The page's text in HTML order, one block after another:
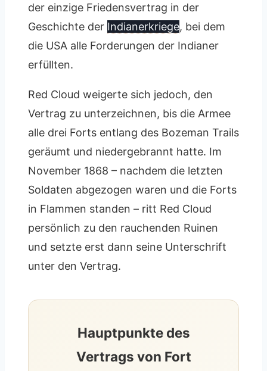
der einzige Friedensvertrag in der
Geschichte der Indianerkriege, bei dem
die USA alle Forderungen der Indianer
erfüllten.
Red Cloud weigerte sich jedoch, den
Vertrag zu unterzeichnen, bis die Armee
alle drei Forts entlang des Bozeman Trails
geräumt und niedergebrannt hatte. Im
November 1868 – nachdem die letzten
Soldaten abgezogen waren und die Forts
in Flammen standen – ritt Red Cloud
persönlich zu den rauchenden Ruinen
und setzte erst dann seine Unterschrift
unter den Vertrag.
Hauptpunkte des
Vertrags von Fort